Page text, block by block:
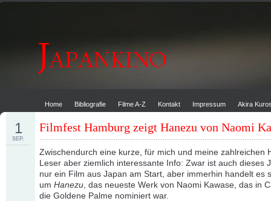
Home Bibliografie Filme A-Z Kontakt Impressum Akira
Filmfest Hamburg zeigt Hanezu von Naomi
1
SEP.
Zwischendurch eine kurze, für mich und meine zahlreichen
Leser aber ziemlich interessante Info: Zwar ist auch dieses
nur ein Film aus Japan am Start, aber immerhin handelt es
um Hanezu, das neueste Werk von Naomi Kawase, das in
die Goldene Palme nominiert war.